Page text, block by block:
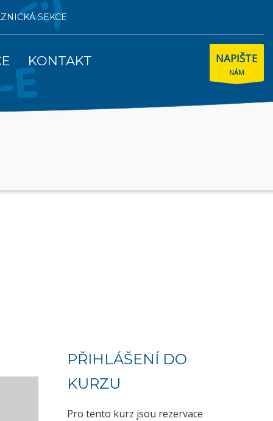
SEKCE
KONTAKT NAPIŠTE
NÁM
PŘIHLÁŠENÍ DO
KURZU
Pro tento kurz jsou rezervace